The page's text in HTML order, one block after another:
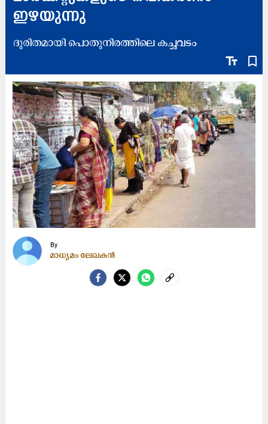
ഇഴയുന്നു
text_fields bookmark_border
ദുരിതമായി പൊതുനിരത്തിലെ കച്ചവടം
By
മാധ്യമം ലേഖകൻ